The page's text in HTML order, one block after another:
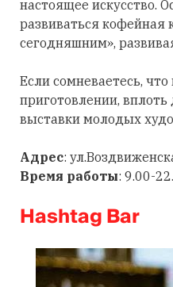
настоящее искусство.
развиваться
сегодняшним»,
Если сомневаетесь,
приготовлении,
выставки молодых
Адрес:
Время работы: 9.00-
Hashtag Bar